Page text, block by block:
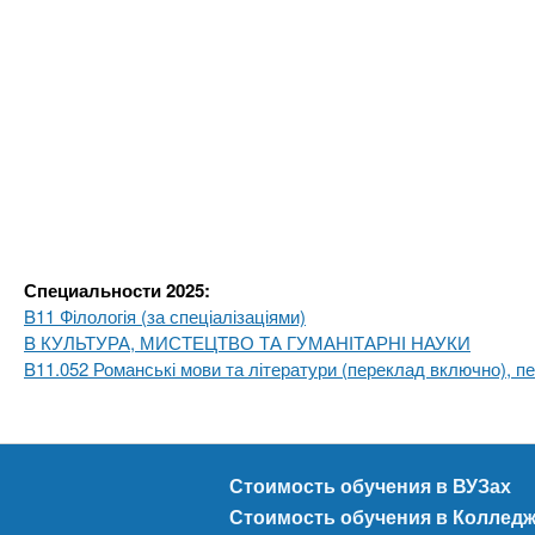
Специальности 2025:
B11 Філологія (за спеціалізаціями)
B КУЛЬТУРА, МИСТЕЦТВО ТА ГУМАНІТАРНІ НАУКИ
B11.052 Романські мови та літератури (переклад включно),
Стоимость обучения в ВУЗах
Стоимость обучения в